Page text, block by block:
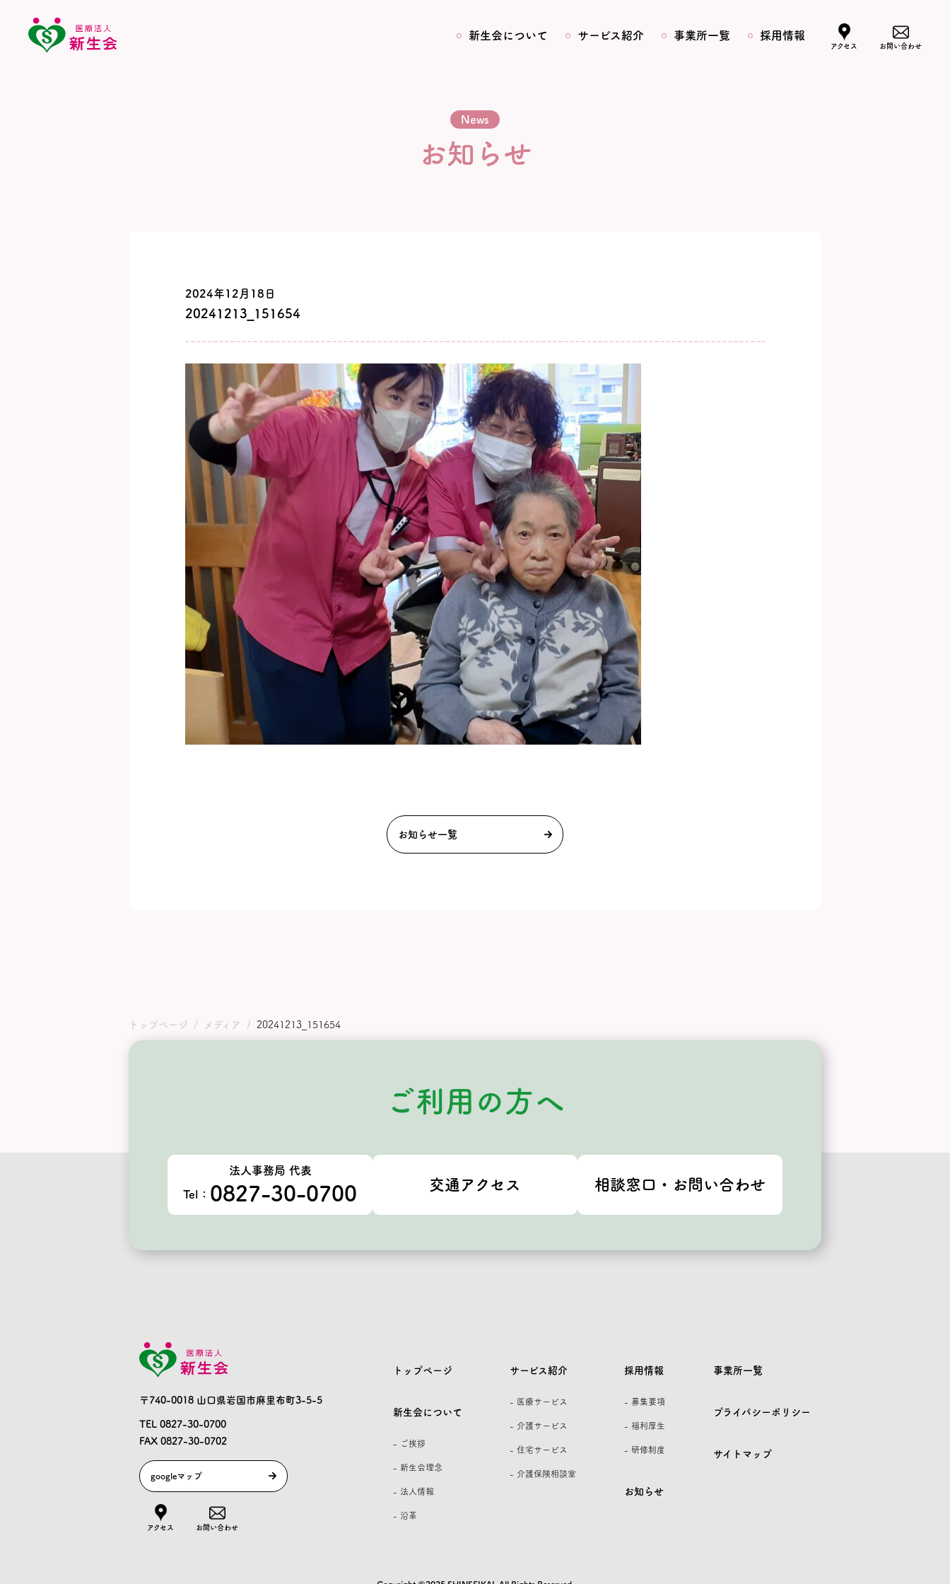
新生会について サービス紹介 事業所一覧 採用情報
アクセス お問い合わせ
News
お知らせ
2024年12月18日
20241213_151654
お知らせ一覧
トップページ メディア 20241213_151654
ご利用の方へ
法人事務局 代表
Tel： 0827-30-0700 交通アクセス 相談窓口・お問い合わせ
〒740-0018 山口県岩国市麻里布町3-5-5
TEL 0827-30-0700
FAX 0827-30-0702
googleマップ
アクセス お問い合わせ
トップページ
新生会について
- ご挨拶
- 新生会理念
- 法人情報
- 沿革
サービス紹介
- 医療サービス
- 介護サービス
- 住宅サービス
- 介護保険相談室
採用情報
- 募集要項
- 福利厚生
- 研修制度
お知らせ
事業所一覧
プライバシーポリシー
サイトマップ